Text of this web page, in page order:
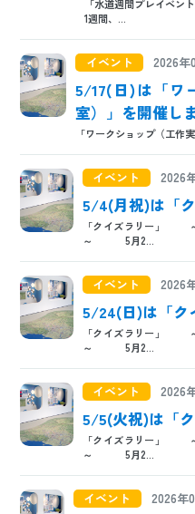
「水道週間プレイ
1週間、...
イベント 2026年
5/17(日)は「ワ
室）」を開催し
「ワークショップ（
イベント 2026
5/4(月祝)は「
「クイズラリー」 ～
～ 5月2...
イベント 2026
5/24(日)は「ク
「クイズラリー」 ～
～ 5月2...
イベント 2026
5/5(火祝)は「
「クイズラリー」 ～
～ 5月2...
イベント 2026年